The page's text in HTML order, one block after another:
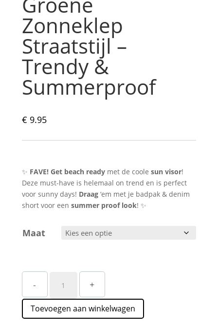
Zonneklep
Straatstijl –
Trendy &
Summerproof
€ 9.95
✨ FAVE! Get beach readymet de coole sun visor!
Deze must-have is helemaal on trend en is perfect
voor sunny days! Draag‘em met je badpak & denim
short voor een summer proof look! ✨
Maat
-
Zonneklep
Straatstijl
–
Trendy
+
Toevoegen aan winkelwagen